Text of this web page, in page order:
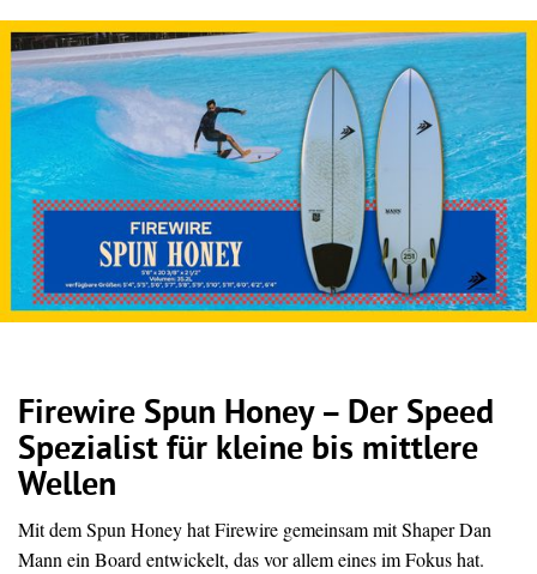
Firewire Spun Honey – Der Speed
Spezialist für kleine bis mittlere
Wellen
Mit dem Spun Honey hat Firewire gemeinsam mit Shaper Dan
Mann ein Board entwickelt, das vor allem eines im Fokus hat.